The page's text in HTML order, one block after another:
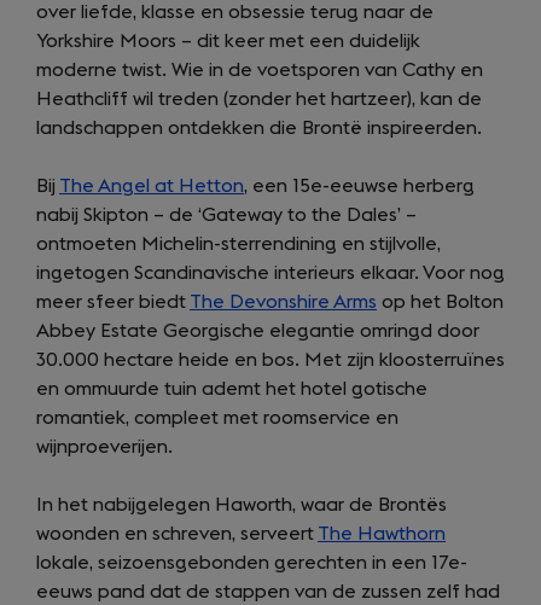
over liefde, klasse en obsessie terug naar de
Yorkshire Moors – dit keer met een duidelijk
moderne twist. Wie in de voetsporen van Cathy en
Heathcliff wil treden (zonder het hartzeer), kan de
landschappen ontdekken die Brontë inspireerden.
Bij The Angel at Hetton, een 15e-eeuwse herberg
nabij Skipton – de ‘Gateway to the Dales’ –
ontmoeten Michelin-sterrendining en stijlvolle,
ingetogen Scandinavische interieurs elkaar. Voor nog
meer sfeer biedt The Devonshire Arms op het Bolton
Abbey Estate Georgische elegantie omringd door
30.000 hectare heide en bos. Met zijn kloosterruïnes
en ommuurde tuin ademt het hotel gotische
romantiek, compleet met roomservice en
wijnproeverijen.
In het nabijgelegen Haworth, waar de Brontës
woonden en schreven, serveert The Hawthorn
lokale, seizoensgebonden gerechten in een 17e-
eeuws pand dat de stappen van de zussen zelf had